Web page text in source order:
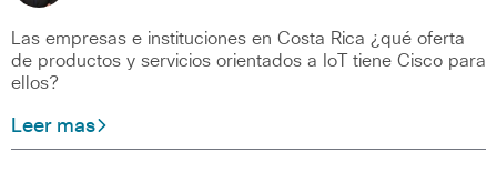
Las empresas e instituciones en Costa Rica ¿qué oferta
de productos y servicios orientados a IoT tiene Cisco para
ellos?
Leer mas